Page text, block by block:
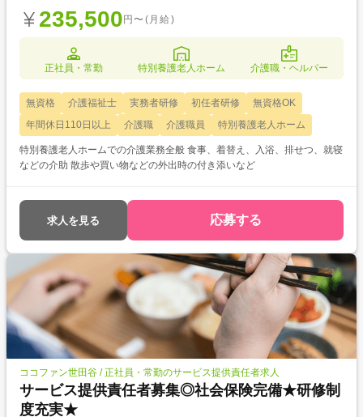
235,500 円〜(月給)
正社員・常勤 特別養護老人ホーム 介護職・ヘルパー
無資格 介護福祉士 実務者研修 初任者研修
無資格OK
年間休日110日以上
介護職 介護職員 特別養護老人ホーム
特別養護老人ホームでの介護業務全般 食事、着替え、入浴、排せつ、就寝
などの介助 散歩や買い物などの外出時の付き添いなど
求人を見る 応募する
ココファン世田谷 / 正社員・常勤のサービス提供責任者求人
サービス提供責任者募集◎社会保険完備★研修制
度充実★